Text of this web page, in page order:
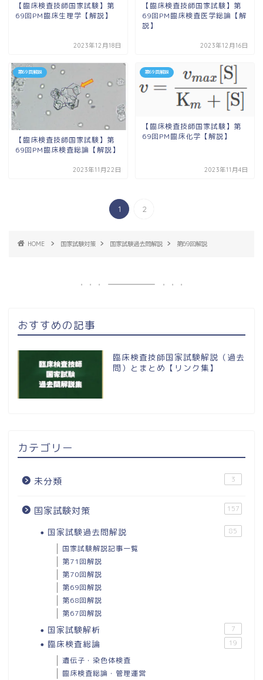
【臨床検査技師国家試験】第
69回PM臨床生理学【解説】
2023年12月18日
【臨床検査技師国家試験】第
69回PM臨床検査医学総論【解
説】
2023年12月16日
第69回解説
【臨床検査技師国家試験】第
69回PM臨床検査総論【解説】
2023年11月22日
第69回解説
【臨床検査技師国家試験】第
69回PM臨床化学【解説】
2023年11月4日
1 2
HOME 国家試験対策 国家試験過去問解説 第69回解説
おすすめの記事
臨床検査技師国家試験解説（過去
問）とまとめ【リンク集】
カテゴリー
未分類 3
国家試験対策 157
国家試験過去問解説 85
国家試験解説記事一覧
第71回解説
第70回解説
第69回解説
第68回解説
第67回解説
国家試験解析 7
臨床検査総論 19
遺伝子・染色体検査
臨床検査総論・管理運営